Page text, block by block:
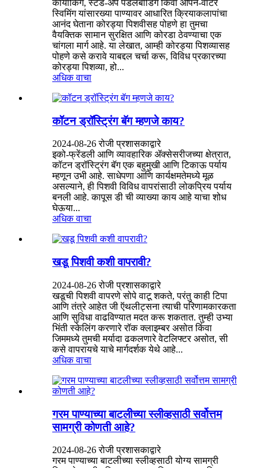
कायाकिंग, स्टँड-अप पॅडलबोर्डिंग किंवा ओपन-वॉटर
स्विमिंग यांसारख्या पाण्यावर आधारित क्रियाकलापांचा
आनंद घेताना कोरड्या पिशवीसह पोहणे हा तुमचा
वैयक्तिक सामान सुरक्षित आणि कोरडा ठेवण्याचा एक
चांगला मार्ग आहे. या लेखात, आम्ही कोरड्या पिशव्यासह
पोहणे कसे करावे याबद्दल चर्चा करू, विविध प्रकारच्या
कोरड्या पिशव्या, हो...
अधिक वाचा
कॉटन ड्रॉस्ट्रिंग बॅग म्हणजे काय?
2024-08-26 रोजी प्रशासकाद्वारे
इको-फ्रेंडली आणि व्यावहारिक ॲक्सेसरीजच्या क्षेत्रात,
कॉटन ड्रॉस्ट्रिंग बॅग एक बहुमुखी आणि टिकाऊ पर्याय
म्हणून उभी आहे. साधेपणा आणि कार्यक्षमतेमध्ये मूळ
असल्याने, ही पिशवी विविध वापरांसाठी लोकप्रिय पर्याय
बनली आहे. कापूस डी ची व्याख्या काय आहे याचा शोध
घेऊया...
अधिक वाचा
खडू पिशवी कशी वापरावी?
2024-08-26 रोजी प्रशासकाद्वारे
खडूची पिशवी वापरणे सोपे वाटू शकते, परंतु काही टिपा
आणि तंत्रे आहेत जी ऍथलीट्सना त्याची परिणामकारकता
आणि सुविधा वाढविण्यात मदत करू शकतात. तुम्ही उभ्या
भिंती स्केलिंग करणारे रॉक क्लाइम्बर असोत किंवा
जिममध्ये तुमची मर्यादा ढकलणारे वेटलिफ्टर असोत, सी
कसे वापरायचे याचे मार्गदर्शक येथे आहे...
अधिक वाचा
गरम पाण्याच्या बाटलीच्या स्लीव्हसाठी सर्वोत्तम
सामग्री कोणती आहे?
2024-08-26 रोजी प्रशासकाद्वारे
गरम पाण्याच्या बाटलीच्या स्लीव्हसाठी योग्य सामग्री